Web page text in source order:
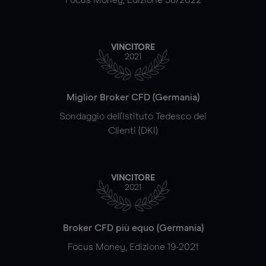
VINCITORE
2021
Miglior Broker CFD (Germania)
Sondaggio dell'Istituto Tedesco dei
Clienti (DKI)
VINCITORE
2021
Broker CFD più equo (Germania)
Focus Money, Edizione 19-2021